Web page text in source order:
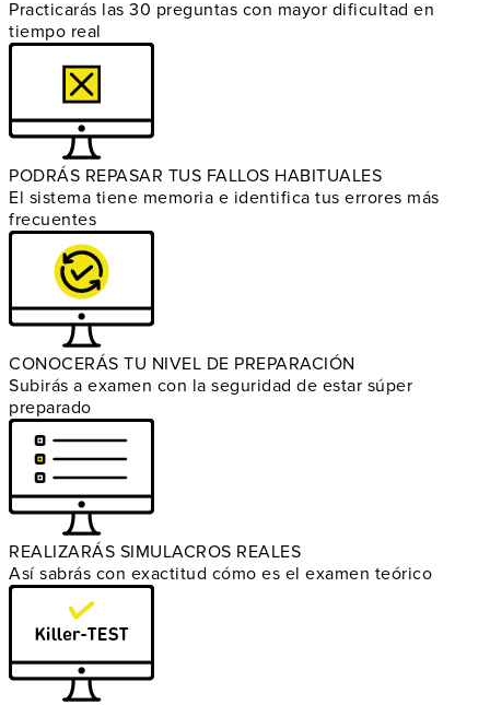
Practicarás las 30 preguntas con mayor dificultad en
tiempo real
PODRÁS REPASAR TUS FALLOS HABITUALES
El sistema tiene memoria e identifica tus errores más
frecuentes
CONOCERÁS TU NIVEL DE PREPARACIÓN
Subirás a examen con la seguridad de estar súper
preparado
REALIZARÁS SIMULACROS REALES
Así sabrás con exactitud cómo es el examen teórico